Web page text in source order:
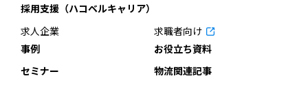
採用支援（ハコベルキャリア）
求人企業
求職者向け
事例
お役立ち資料
セミナー
物流関連記事